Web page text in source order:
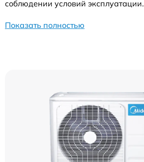
соблюдении условий эксплуатации.
Показать полностью